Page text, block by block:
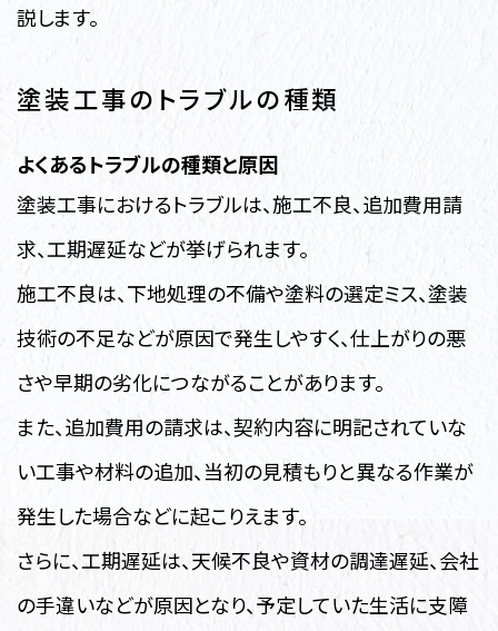
説します。
塗装工事のトラブルの種類
よくあるトラブルの種類と原因
塗装工事におけるトラブルは、施工不良、追加費用請
求、工期遅延などが挙げられます。
施工不良は、下地処理の不備や塗料の選定ミス、塗装
技術の不足などが原因で発生しやすく、仕上がりの悪
さや早期の劣化につながることがあります。
また、追加費用の請求は、契約内容に明記されていな
い工事や材料の追加、当初の見積もりと異なる作業が
発生した場合などに起こりえます。
さらに、工期遅延は、天候不良や資材の調達遅延、会社
の手違いなどが原因となり、予定していた生活に支障